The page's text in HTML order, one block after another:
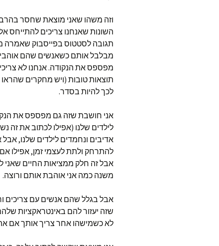
וזה משהו שאני מוצאת שחסר
השונות שאנחנו צריכים להתייחס
תגובה לסטטוס בפייסבוק שאמרה
מבלבל אותם כשאנשים שהם
מפספס את הנקודה. אנחנו לא
תוצאות טובות (ויש מחקרים
לכך להיות בסדר.
אני חושבת שזה גם מפספס את
לילדים שלנו (אפילו לכתוב את זה
אדיבים ונחמדים לילדים שלנו,
להתרחק ולתת לעצמי זמן, אפילו
אבל זה חלק ממציאות החיים שאני
משנה כמה אני אוהבת אותם ורוצה.
אבל בגלל שהם אנשים עם צריכים
שזה יעזור להם באינטראקציות
לא כשמישהו אחר צריך אותך אם